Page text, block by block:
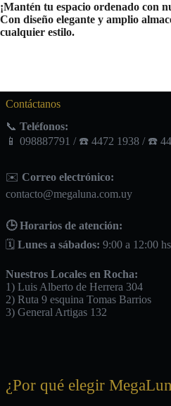
¡Mantén tu espacio ordenado con
Con diseño elegante y amplio
cualquier estilo.
Contáctanos
📞 Teléfonos:
📱 098887791 / ☎️ 4472 1938 / ☎️
✉️ Correo electrónico:
contacto@megaluna.com.uy
🕒 Horarios de atención:
🗓️ Lunes a sábados: 9:00 a 12:00
Nuestros Locales en Rocha:
1) Luis Alberto de Herrera 304
2) Ruta 9 esquina Tomas Barrios
3) General Artigas 132
¿Por qué elegir